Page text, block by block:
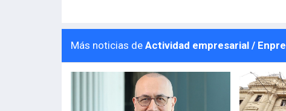
Más noticias de Actividad empresarial /